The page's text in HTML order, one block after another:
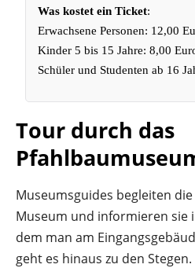
Was kostet ein Ticket:
Erwachsene Personen: 12,00
Kinder 5 bis 15 Jahre: 8,00
Schüler und Studenten ab 16
Tour durch das
Museumsguides begleiten
Museum und informieren sie
dem man am
geht es hinaus zu den